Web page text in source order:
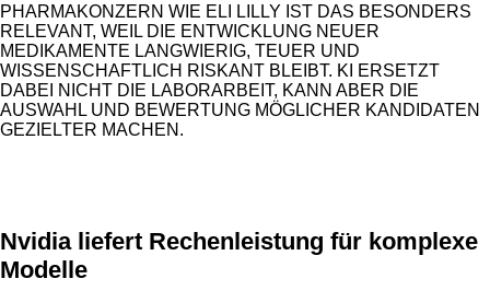
HARMAKONZERN WIE ELI LILLY IST DAS BESONDERS R
ELEVANT, WEIL DIE ENTWICKLUNG NEUER M
EDIKAMENTE LANGWIERIG, TEUER UND W
ISSENSCHAFTLICH RISKANT BLEIBT. KI ERSETZT D
ABEI NICHT DIE LABORARBEIT, KANN ABER DIE A
USWAHL UND BEWERTUNG MÖGLICHER KANDIDATEN G
EZIELTER MACHEN.
Nvidia liefert Rechenleistung für komplexe
Modelle